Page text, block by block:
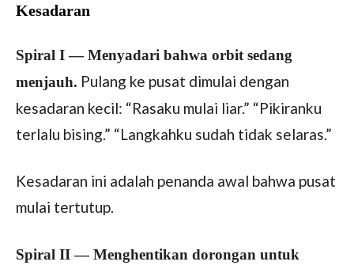
Kesadaran
Spiral I — Menyadari bahwa orbit sedang
menjauh. Pulang ke pusat dimulai dengan
kesadaran kecil: “Rasaku mulai liar.” “Pikiranku
terlalu bising.” “Langkahku sudah tidak selaras.”
Kesadaran ini adalah penanda awal bahwa pusat
mulai tertutup.
Spiral II — Menghentikan dorongan untuk